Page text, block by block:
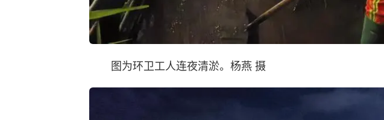
图为环卫工人连夜清淤。杨燕 摄